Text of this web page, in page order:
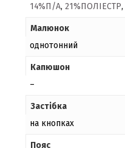
14%П/А, 21%ПОЛІЕСТР,
Малюнок
однотонний
Капюшон
–
Застібка
на кнопках
Пояс